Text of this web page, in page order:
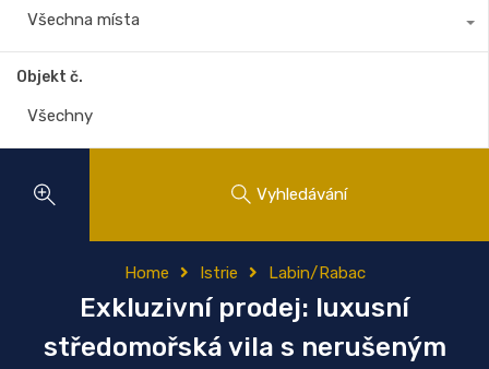
Všechna místa
Objekt č.
Vyhledávání
Home Istrie Labin/Rabac
Exkluzivní prodej: luxusní
středomořská vila s nerušeným